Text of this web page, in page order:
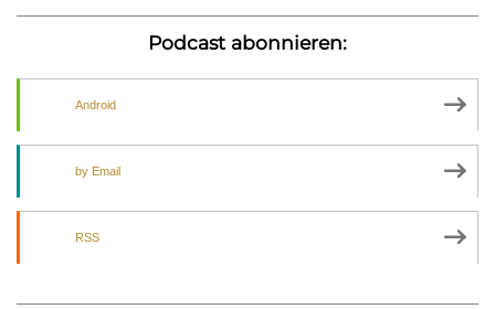
Podcast abonnieren:
Android
by Email
RSS